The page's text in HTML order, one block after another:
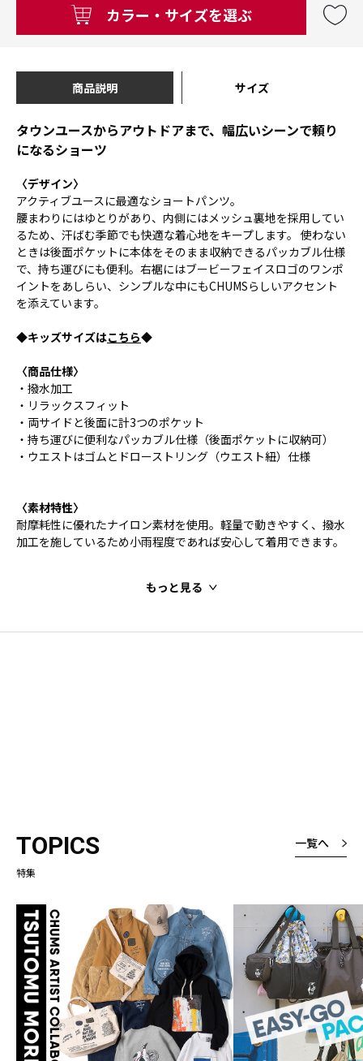
カラー・サイズを選ぶ
商品説明 サイズ
タウンユースからアウトドアまで、幅広いシーンで頼り
になるショーツ
〈デザイン〉
アクティブユースに最適なショートパンツ。
腰まわりにはゆとりがあり、内側にはメッシュ裏地を採用してい
るため、汗ばむ季節でも快適な着心地をキープします。 使わない
ときは後面ポケットに本体をそのまま収納できるパッカブル仕様
で、持ち運びにも便利。右裾にはブービーフェイスロゴのワンポ
イントをあしらい、シンプルな中にもCHUMSらしいアクセント
を添えています。
◆キッズサイズはこちら◆
〈商品仕様〉
・撥水加工
・リラックスフィット
・両サイドと後面に計3つのポケット
・持ち運びに便利なパッカブル仕様（後面ポケットに収納可）
・ウエストはゴムとドローストリング（ウエスト紐）仕様
〈素材特性〉
耐摩耗性に優れたナイロン素材を使用。軽量で動きやすく、撥水
加工を施しているため小雨程度であれば安心して着用できます。
もっと見る
TOPICS
特集
一覧へ